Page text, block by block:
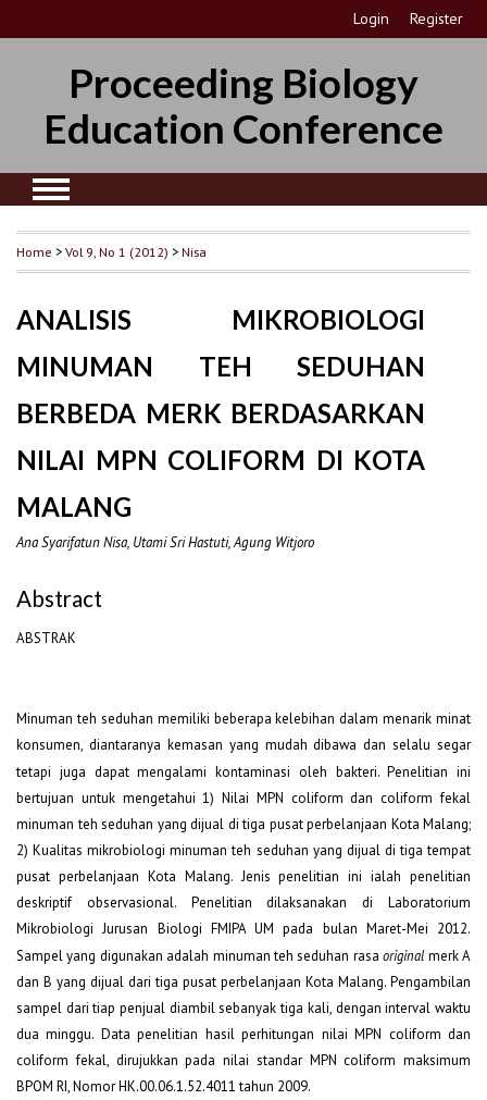
Login Register
Proceeding Biology
Education Conference
Home >Vol 9, No 1 (2012) >Nisa
ANALISIS MIKROBIOLOGI
MINUMAN TEH SEDUHAN
BERBEDA MERK BERDASARKAN
NILAI MPN COLIFORM DI KOTA
MALANG
Ana Syarifatun Nisa, Utami Sri Hastuti, Agung Witjoro
Abstract
ABSTRAK
Minuman teh seduhan memiliki beberapa kelebihan dalam menarik minat
konsumen, diantaranya kemasan yang mudah dibawa dan selalu segar
tetapi juga dapat mengalami kontaminasi oleh bakteri. Penelitian ini
bertujuan untuk mengetahui 1) Nilai MPN coliform dan coliform fekal
minuman teh seduhan yang dijual di tiga pusat perbelanjaan Kota Malang;
2) Kualitas mikrobiologi minuman teh seduhan yang dijual di tiga tempat
pusat perbelanjaan Kota Malang. Jenis penelitian ini ialah penelitian
deskriptif observasional. Penelitian dilaksanakan di Laboratorium
Mikrobiologi Jurusan Biologi FMIPA UM pada bulan Maret-Mei 2012.
Sampel yang digunakan adalah minuman teh seduhan rasaoriginal merk A
dan B yang dijual dari tiga pusat perbelanjaan Kota Malang. Pengambilan
sampel dari tiap penjual diambil sebanyak tiga kali, dengan interval waktu
dua minggu. Data penelitian hasil perhitungan nilai MPN coliform dan
coliform fekal, dirujukkan pada nilai standar MPN coliform maksimum
BPOM RI, Nomor HK.00.06.1.52.4011 tahun 2009.